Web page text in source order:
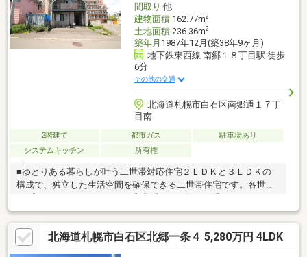
間取り 他
建物面積162.77m2
土地面積236.36m2
築年月 1987年12月(築38年9ヶ月)
地下鉄東西線 南郷１８丁目駅 徒歩
6分
その他の交通
北海道札幌市白石区南郷通１７丁
目南
2階建て 都市ガス
駐車場あり
システムキッチン
所有権
■ゆとりある暮らしが叶う二世帯対応住宅２ＬＤＫと３ＬＤＫの
構成で、独立した生活空間を確保できる二世帯住宅です。各世帯
きます。■採光と開放感に優れた快適な室内空間ＬＤＫは１階に
１９帖、２階に約１５帖を確保しており、光あふれる開放的な空
間です。収納も豊富で、室内をいつもスッキリと綺麗に保つこと
ができます。■通勤・通学に便利な駅近の好立地最寄りの地下鉄
北海道札幌市白石区北郷一条４ 5,280万円 4LDK